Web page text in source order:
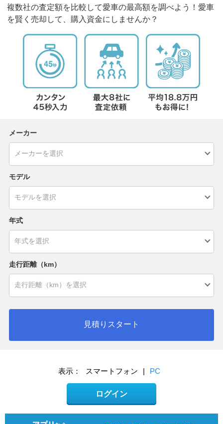
複数社の査定額を比較して愛車の最高額を調べよう！愛車
を賢く売却して、購入資金にしませんか？
メーカー
モデル
年式
走行距離（km）
見積りスタート
表示： スマートフォン | PC
ログイン